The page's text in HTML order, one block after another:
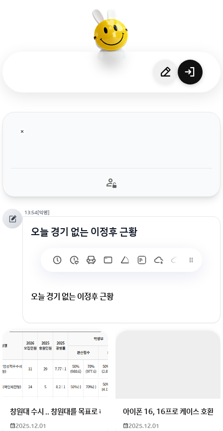
13:54[익명]
오늘 경기 없는 이정후 근황
오늘 경기 없는 이정후 근황
회원가입 혹은 광고 [X]를 누르면 내용이 보입니다
창원대 수시 .. 창원대를 목표로 하고 있는 09년생입니다 지금 제 내신이 5
2025.12.01
아이폰 16, 16프로 케이스 호환
2025.12.01